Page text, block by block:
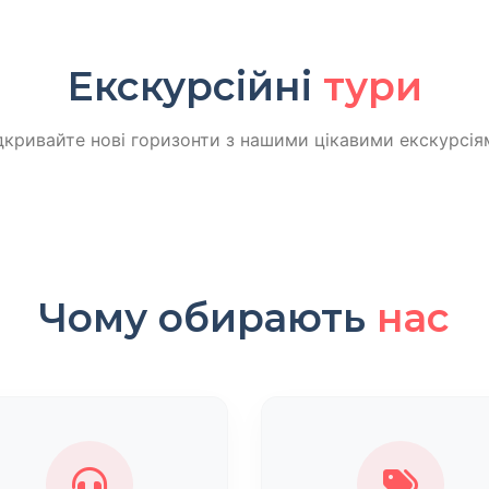
Екскурсійні тури
нові горизонти з нашими цікавими
Чому обирають нас